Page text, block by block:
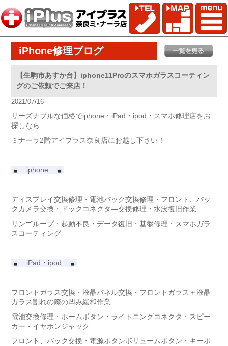
iPhone修理ブログ
【生駒市あすか台】iphone11Proのスマホガラスコーティン
グのご依頼でご来店！
2021/07/16
リーズナブルな価格でiphone・iPad・ipod・スマホ修理店をお
探しなら
ミナーラ2階アイプラス奈良店にお越し下さい！
iphone
ディスプレイ交換修理・電池パック交換修理・フロント、バッ
クカメラ交換・ドックコネクタ―交換修理・水没復旧作業
リンゴループ・起動不良・データ復旧・基盤修理・スマホガラ
スコーティング
iPad・ipod
フロントガラス交換・液晶パネル交換・フロントガラス＋液晶
ガラス割れの際の凹み緩和作業
電池交換修理・ホームボタン・ライトニングコネクタ・スピー
カー・イヤホンジャック
フロント、バック交換・電源ボタンボリュームボタン・キーボ